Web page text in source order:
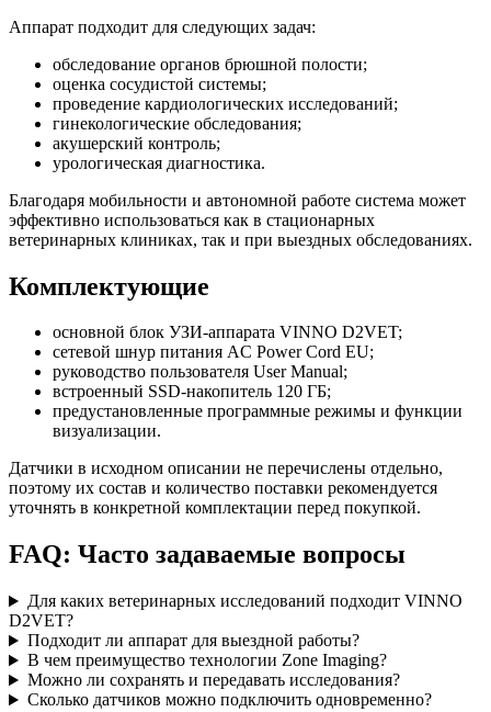
Аппарат подходит для следующих задач:
обследование органов брюшной полости;
оценка сосудистой системы;
проведение кардиологических исследований;
гинекологические обследования;
акушерский контроль;
урологическая диагностика.
Благодаря мобильности и автономной работе система может
эффективно использоваться как в стационарных
ветеринарных клиниках, так и при выездных обследованиях.
Комплектующие
основной блок УЗИ-аппарата VINNO D2VET;
сетевой шнур питания AC Power Cord EU;
руководство пользователя User Manual;
встроенный SSD-накопитель 120 ГБ;
предустановленные программные режимы и функции
визуализации.
Датчики в исходном описании не перечислены отдельно,
поэтому их состав и количество поставки рекомендуется
уточнять в конкретной комплектации перед покупкой.
FAQ: Часто задаваемые вопросы
Для каких ветеринарных исследований подходит VINNO
D2VET?
Подходит ли аппарат для выездной работы?
В чем преимущество технологии Zone Imaging?
Можно ли сохранять и передавать исследования?
Сколько датчиков можно подключить одновременно?